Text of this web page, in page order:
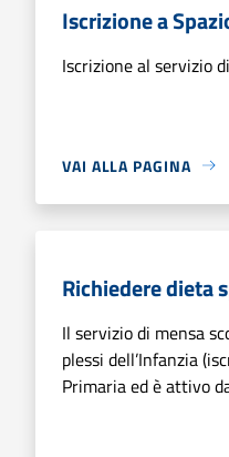
Iscrizione a
Iscrizione al servizio
VAI ALLA PAGINA
Richiedere dieta
Il servizio di mensa
plessi dell’Infanzia
Primaria ed è attivo